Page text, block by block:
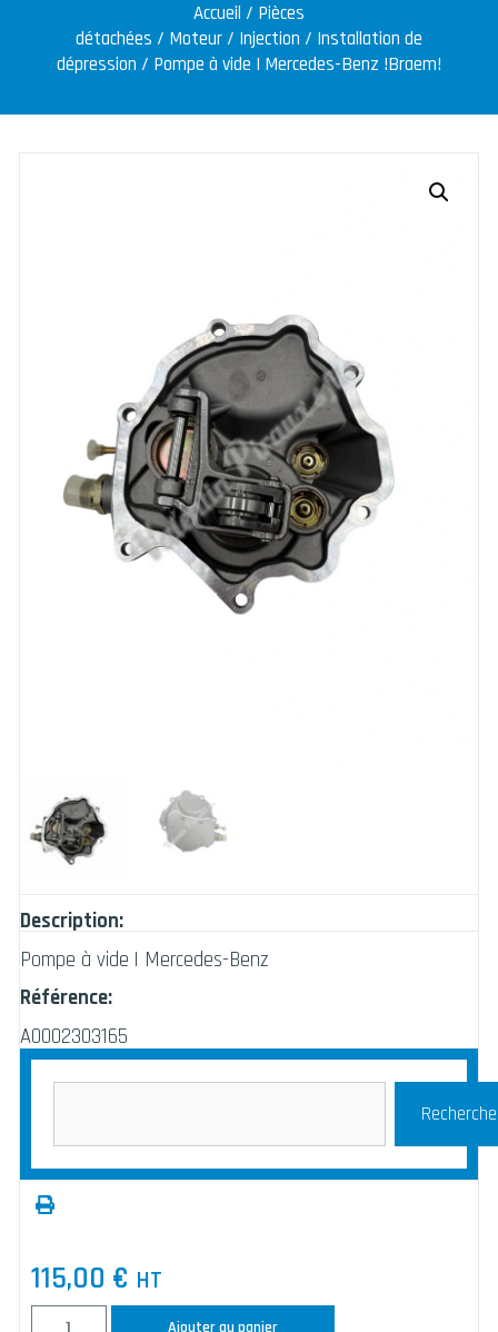
Accueil / Pièces
détachées / Moteur / Injection / Installation de
dépression / Pompe à vide | Mercedes-Benz !Braem!
Description:
Pompe à vide | Mercedes-Benz
Référence:
A0002303165
115,00 € HT
Ajouter au panier